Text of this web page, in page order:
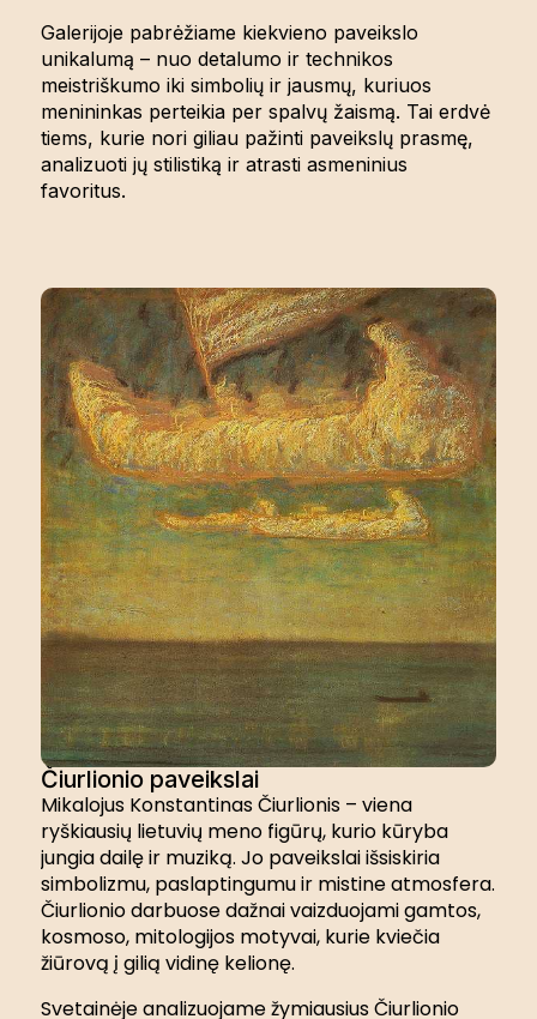
Galerijoje pabrėžiame kiekvieno paveikslo
unikalumą – nuo detalumo ir technikos
meistriškumo iki simbolių ir jausmų, kuriuos
menininkas perteikia per spalvų žaismą. Tai erdvė
tiems, kurie nori giliau pažinti paveikslų prasmę,
analizuoti jų stilistiką ir atrasti asmeninius
favoritus.
Čiurlionio paveikslai
Mikalojus Konstantinas Čiurlionis – viena
ryškiausių lietuvių meno figūrų, kurio kūryba
jungia dailę ir muziką. Jo paveikslai išsiskiria
simbolizmu, paslaptingumu ir mistine atmosfera.
Čiurlionio darbuose dažnai vaizduojami gamtos,
kosmoso, mitologijos motyvai, kurie kviečia
žiūrovą į gilią vidinę kelionę.
Svetainėje analizuojame žymiausius Čiurlionio